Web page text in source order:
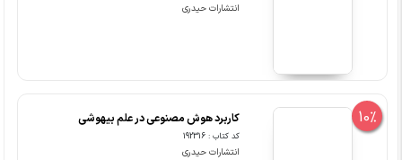
انتشارات حیدری
10% کاربرد هوش مصنوعی در علم بیهوشی
کد کتاب : 192316
انتشارات حیدری